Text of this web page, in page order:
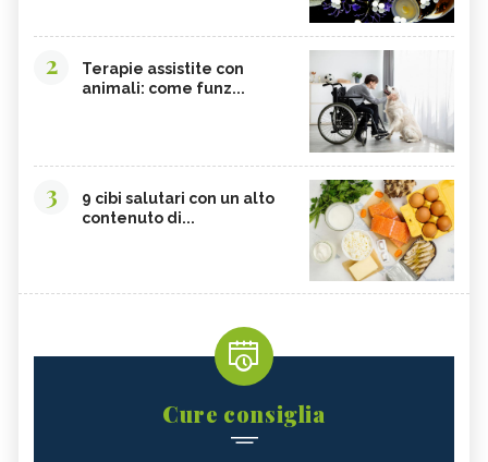
2
Terapie assistite con
animali: come funz...
3
9 cibi salutari con un alto
contenuto di...
Cure consiglia